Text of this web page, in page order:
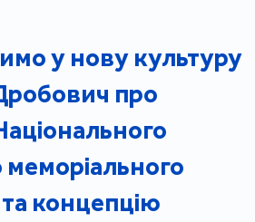
у нову культуру
про
меморіального
концепцію